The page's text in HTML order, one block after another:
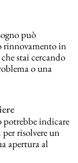
può
rinnovamento in
stai cercando
o una
potrebbe indicare
risolvere un
apertura al